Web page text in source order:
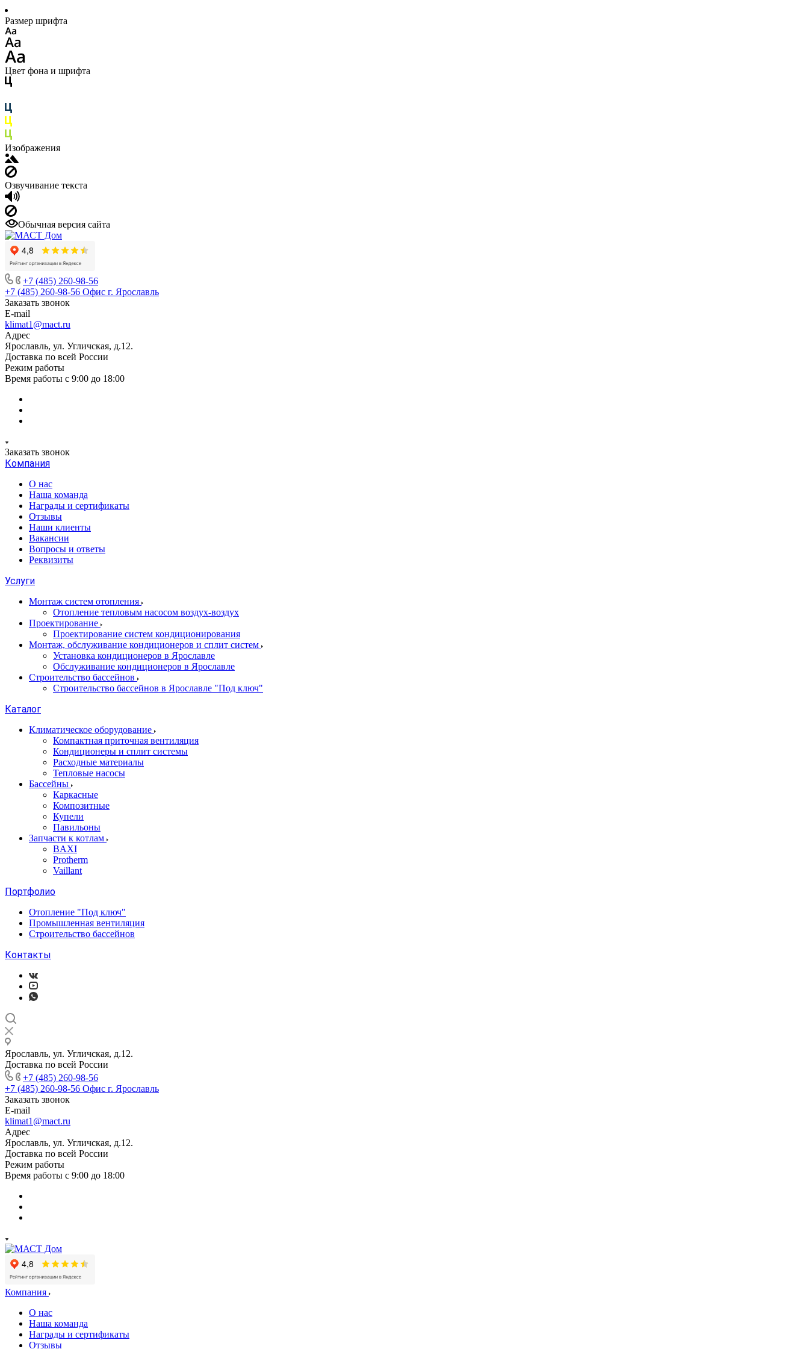
Размер шрифта
Цвет фона и шрифта
Изображения
Озвучивание текста
Обычная версия сайта
+7 (485) 260-98-56
+7 (485) 260-98-56 Офис г. Ярославль
Заказать звонок
E-mail
klimat1@mact.ru
Адрес
Ярославль, ул. Угличская, д.12.
Доставка по всей России
Режим работы
Время работы с 9:00 до 18:00
Заказать звонок
Компания
О нас
Наша команда
Награды и сертификаты
Отзывы
Наши клиенты
Вакансии
Вопросы и ответы
Реквизиты
Услуги
Монтаж систем отопления
Отопление тепловым насосом воздух-воздух
Проектирование
Проектирование систем кондиционирования
Монтаж, обслуживание кондиционеров и сплит систем
Установка кондиционеров в Ярославле
Обслуживание кондиционеров в Ярославле
Строительство бассейнов
Строительство бассейнов в Ярославле "Под ключ"
Каталог
Климатическое оборудование
Компактная приточная вентиляция
Кондиционеры и сплит системы
Расходные материалы
Тепловые насосы
Бассейны
Каркасные
Композитные
Купели
Павильоны
Запчасти к котлам
BAXI
Protherm
Vaillant
Портфолио
Отопление "Под ключ"
Промышленная вентиляция
Строительство бассейнов
Контакты
Ярославль, ул. Угличская, д.12.
Доставка по всей России
+7 (485) 260-98-56
+7 (485) 260-98-56 Офис г. Ярославль
Заказать звонок
E-mail
klimat1@mact.ru
Адрес
Ярославль, ул. Угличская, д.12.
Доставка по всей России
Режим работы
Время работы с 9:00 до 18:00
Компания
О нас
Наша команда
Награды и сертификаты
Отзывы